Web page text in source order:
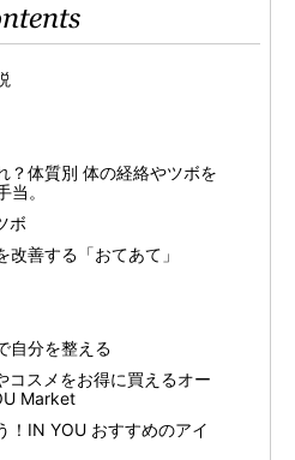
？体質別 体の経絡やツボを
当。
ボ
善する「おてあて」
自分を整える
コスメをお得に買えるオー
Market
！IN YOU おすすめのアイ